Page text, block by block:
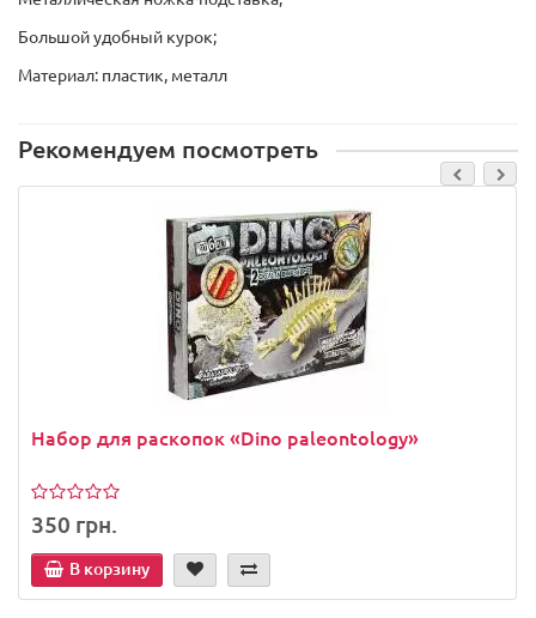
Большой удобный курок;
Материал: пластик, металл
Рекомендуем посмотреть
Набор для раскопок «Dino paleontology»
350 грн.
В корзину